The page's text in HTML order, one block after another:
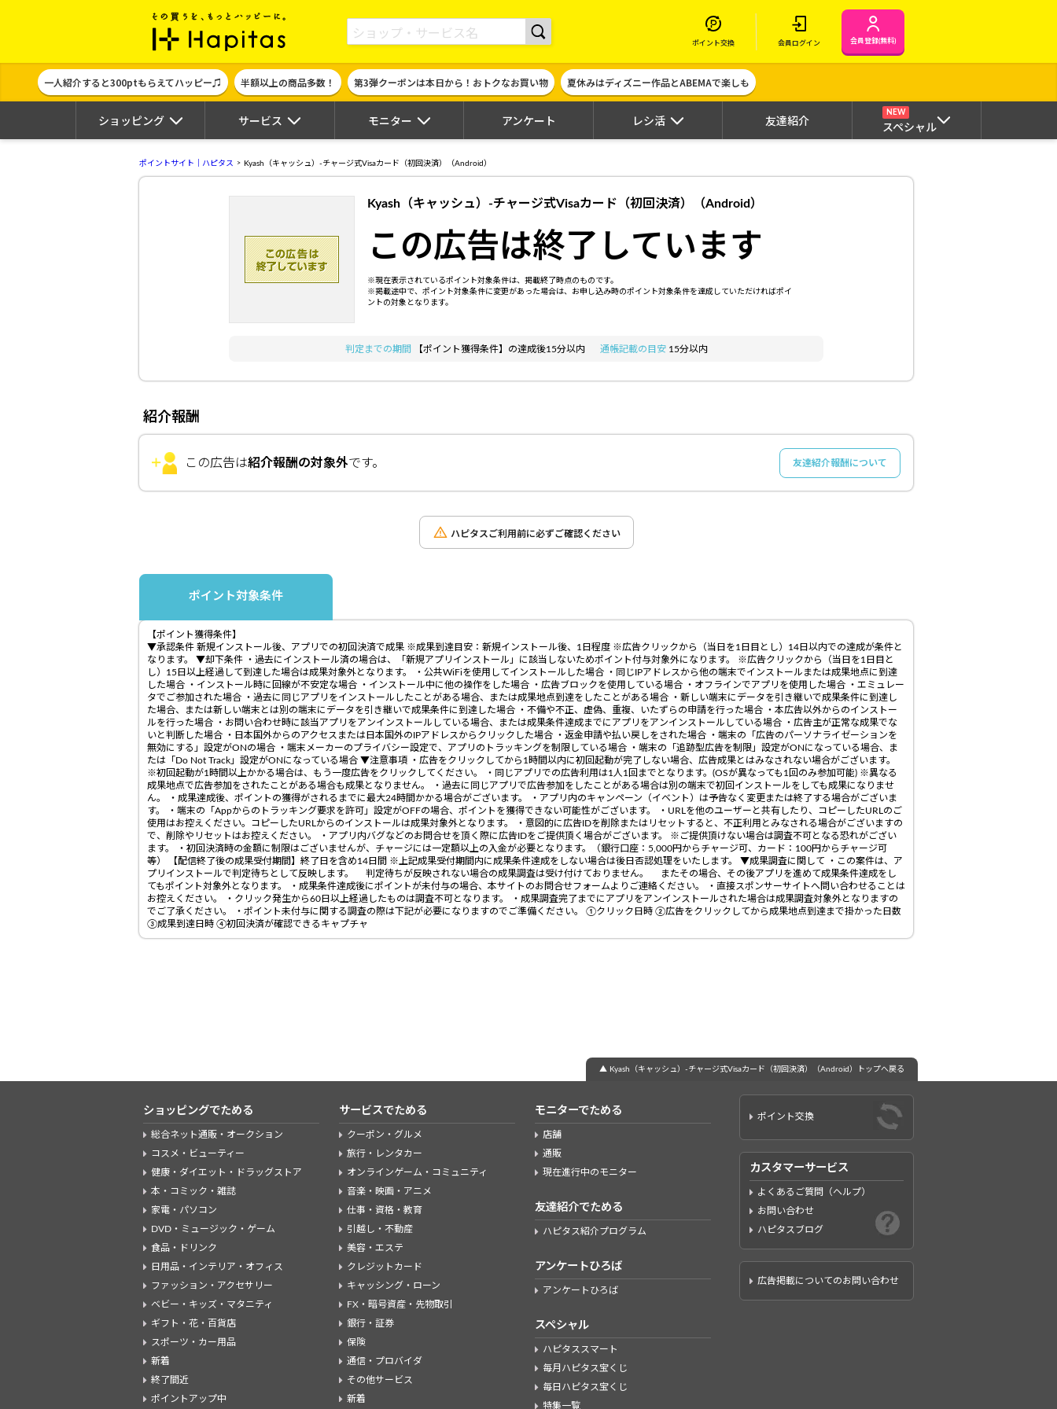
ポイント貯めて現金やギフト券に交換できるポイントサイト | ハピタス
ポイント交換 会員ログイン 会員登録(無料)
一人紹介すると300ptもらえてハッピー♫ 半額以上の商品多数！ 第3弾クーポンは本日から！おトクなお買い物 夏休みはディズニー作品とABEMAで楽しも
ショッピング サービス モニター アンケート レシ活 友達紹介
NEW
スペシャル
ポイントサイト｜ハピタス Kyash（キャッシュ）-チャージ式Visaカード（初回決済）（Android）
Kyash（キャッシュ）-チャージ式Visaカード（初回決済）（Android）
この広告は終了しています
※現在表示されているポイント対象条件は、掲載終了時点のものです。
※掲載途中で、ポイント対象条件に変更があった場合は、お申し込み時のポイント対象条件を達成していただければポイ
ントの対象となります。
判定までの期間 【ポイント獲得条件】の達成後15分以内 通帳記載の目安 15分以内
紹介報酬
この広告は紹介報酬の対象外です。 友達紹介報酬について
ハピタスご利用前に必ずご確認ください
ポイント対象条件
【ポイント獲得条件】
▼承認条件 新規インストール後、アプリでの初回決済で成果 ※成果到達目安：新規インストール後、1日程度 ※広告クリックから（当日を1日目とし）14日以内での達成が条件と
なります。 ▼却下条件 ・過去にインストール済の場合は、「新規アプリインストール」に該当しないためポイント付与対象外になります。 ※広告クリックから（当日を1日目と
し）15日以上経過して到達した場合は成果対象外となります。 ・公共WiFiを使用してインストールした場合 ・同じIPアドレスから他の端末でインストールまたは成果地点に到達
した場合 ・インストール時に回線が不安定な場合 ・インストール中に他の操作をした場合 ・広告ブロックを使用している場合 ・オフラインでアプリを使用した場合 ・エミュレー
タでご参加された場合 ・過去に同じアプリをインストールしたことがある場合、または成果地点到達をしたことがある場合 ・新しい端末にデータを引き継いで成果条件に到達し
た場合、または新しい端末とは別の端末にデータを引き継いで成果条件に到達した場合 ・不備や不正、虚偽、重複、いたずらの申請を行った場合 ・本広告以外からのインストー
ルを行った場合 ・お問い合わせ時に該当アプリをアンインストールしている場合、または成果条件達成までにアプリをアンインストールしている場合 ・広告主が正常な成果でな
いと判断した場合 ・日本国外からのアクセスまたは日本国外のIPアドレスからクリックした場合 ・返金申請や払い戻しをされた場合 ・端末の「広告のパーソナライゼーションを
無効にする」設定がONの場合 ・端末メーカーのプライバシー設定で、アプリのトラッキングを制限している場合 ・端末の「追跡型広告を制限」設定がONになっている場合、ま
たは「Do Not Track」設定がONになっている場合 ▼注意事項 ・広告をクリックしてから1時間以内に初回起動が完了しない場合、広告成果とはみなされない場合がございます。
※初回起動が1時間以上かかる場合は、もう一度広告をクリックしてください。 ・同じアプリでの広告利用は1人1回までとなります。(OSが異なっても1回のみ参加可能) ※異なる
成果地点で広告参加をされたことがある場合も成果となりません。 ・過去に同じアプリで広告参加をしたことがある場合は別の端末で初回インストールをしても成果になりませ
ん。 ・成果達成後、ポイントの獲得がされるまでに最大24時間かかる場合がございます。 ・アプリ内のキャンペーン（イベント）は予告なく変更または終了する場合がございま
す。 ・端末の「Appからのトラッキング要求を許可」設定がOFFの場合、ポイントを獲得できない可能性がございます。 ・URLを他のユーザーと共有したり、コピーしたURLのご
使用はお控えください。コピーしたURLからのインストールは成果対象外となります。 ・意図的に広告IDを削除またはリセットすると、不正利用とみなされる場合がございますの
で、削除やリセットはお控えください。 ・アプリ内バグなどのお問合せを頂く際に広告IDをご提供頂く場合がございます。 ※ご提供頂けない場合は調査不可となる恐れがござい
ます。 ・初回決済時の金額に制限はございませんが、チャージには一定額以上の入金が必要となります。（銀行口座：5,000円からチャージ可、カード：100円からチャージ可
等） 【配信終了後の成果受付期間】終了日を含め14日間 ※上記成果受付期間内に成果条件達成をしない場合は後日否認処理をいたします。 ▼成果調査に関して ・この案件は、ア
プリインストールで判定待ちとして反映します。 判定待ちが反映されない場合の成果調査は受け付けておりません。 またその場合、その後アプリを進めて成果条件達成をし
てもポイント対象外となります。 ・成果条件達成後にポイントが未付与の場合、本サイトのお問合せフォームよりご連絡ください。 ・直接スポンサーサイトへ問い合わせることは
お控えください。 ・クリック発生から60日以上経過したものは調査不可となります。 ・成果調査完了までにアプリをアンインストールされた場合は成果調査対象外となりますの
でご了承ください。 ・ポイント未付与に関する調査の際は下記が必要になりますのでご準備ください。 ①クリック日時 ②広告をクリックしてから成果地点到達まで掛かった日数
③成果到達日時 ④初回決済が確認できるキャプチャ
▲ Kyash（キャッシュ）-チャージ式Visaカード（初回決済）（Android）トップへ戻る
ショッピングでためる
総合ネット通販・オークション
コスメ・ビューティー
健康・ダイエット・ドラッグストア
本・コミック・雑誌
家電・パソコン
DVD・ミュージック・ゲーム
食品・ドリンク
日用品・インテリア・オフィス
ファッション・アクセサリー
ベビー・キッズ・マタニティ
ギフト・花・百貨店
スポーツ・カー用品
新着
終了間近
ポイントアップ中
サービスでためる
クーポン・グルメ
旅行・レンタカー
オンラインゲーム・コミュニティ
音楽・映画・アニメ
仕事・資格・教育
引越し・不動産
美容・エステ
クレジットカード
キャッシング・ローン
FX・暗号資産・先物取引
銀行・証券
保険
通信・プロバイダ
その他サービス
新着
モニターでためる
店舗
通販
現在進行中のモニター
友達紹介でためる
ハピタス紹介プログラム
アンケートひろば
アンケートひろば
スペシャル
ハピタススマート
毎月ハピタス宝くじ
毎日ハピタス宝くじ
特集一覧
ポイント交換
カスタマーサービス
よくあるご質問（ヘルプ）
お問い合わせ
ハピタスブログ
広告掲載についてのお問い合わせ